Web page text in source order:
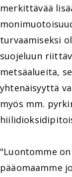
merkittävää
turvaamiseksi
suojeluun
metsäalueita,
yhtenäisyyttä
myös mm.
"Luontomme
pääomaamme